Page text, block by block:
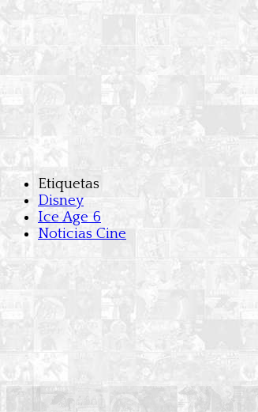
Etiquetas
Disney
Ice Age 6
Noticias Cine